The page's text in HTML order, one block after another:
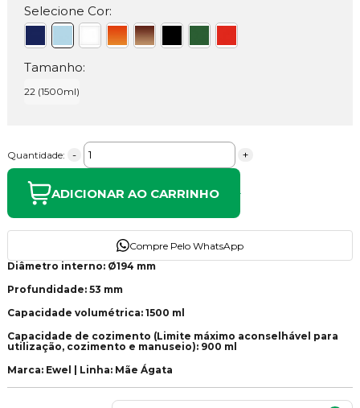
Selecione Cor:
Tamanho:
22 (1500ml)
Quantidade: - +
ADICIONAR AO CARRINHO
Compre Pelo WhatsApp
Diâmetro interno: Ø194 mm
Profundidade: 53 mm
Capacidade volumétrica: 1500 ml
Capacidade de cozimento (Limite máximo aconselhável para
utilização, cozimento e manuseio): 900 ml
Marca: Ewel | Linha: Mãe Ágata